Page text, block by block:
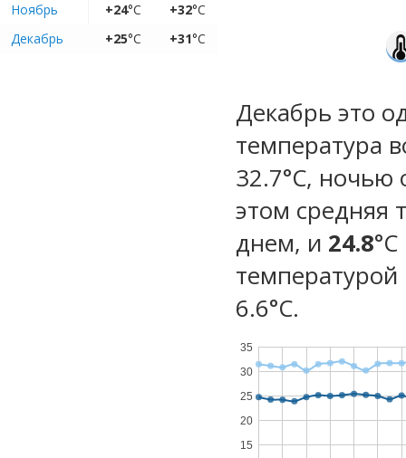
Ноябрь
+24°C +32°C
Декабрь
+25°C +31°C
Декабрь это
температура
32.7°C, ночью
этом средняя
днем, и 24.8
температурой
6.6°С.
15
20
25
30
35